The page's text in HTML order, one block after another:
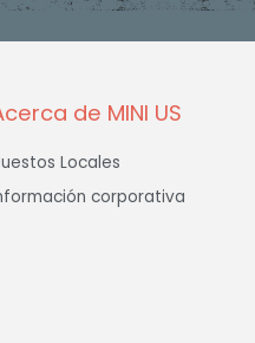
de MINI US
Locales
corporativa